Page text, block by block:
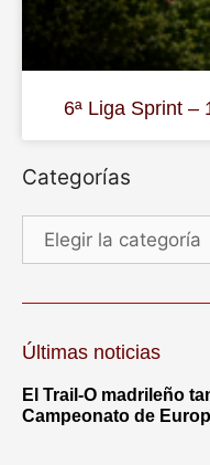
6ª Liga Sprint –
Categorías
Últimas noticias
El Trail-O madrileño
Campeonato de